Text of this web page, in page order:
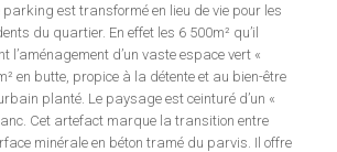
est transformé en lieu de vie pour les
du quartier. En effet les 6 500m² qu’il
l’aménagement d’un vaste espace vert «
en butte, propice à la détente et au bien-être
planté. Le paysage est ceinturé d’un «
Cet artefact marque la transition entre
minérale en béton tramé du parvis. Il offre